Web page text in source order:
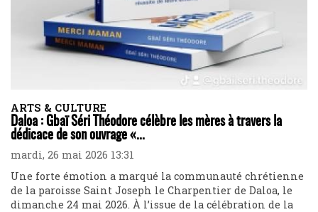
ARTS & CULTURE
Daloa : Gbaï Séri Théodore célèbre les mères à travers la
dédicace de son ouvrage «...
mardi, 26 mai 2026 13:31
Une forte émotion a marqué la communauté chrétienne
de la paroisse Saint Joseph le Charpentier de Daloa, le
dimanche 24 mai 2026. À l’issue de la célébration de la